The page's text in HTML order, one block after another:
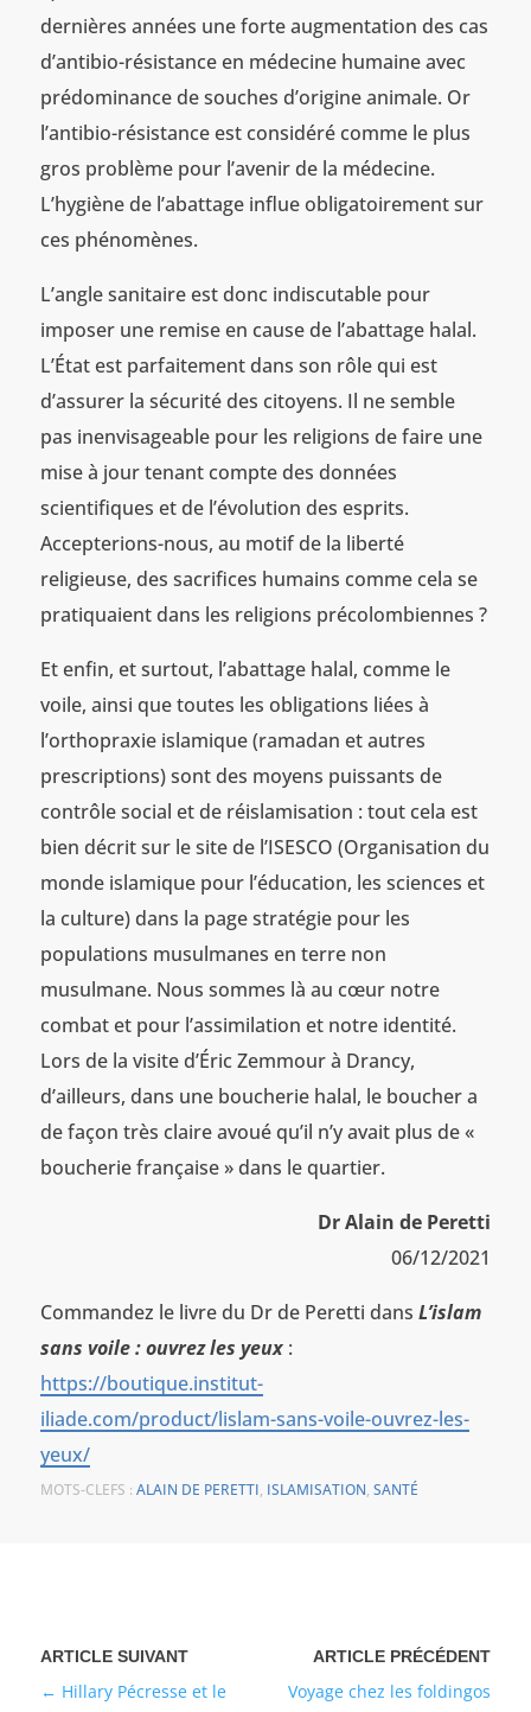
dernières années une forte augmentation des cas
d’antibio-résistance en médecine humaine avec
prédominance de souches d’origine animale. Or
l’antibio-résistance est considéré comme le plus
gros problème pour l’avenir de la médecine.
L’hygiène de l’abattage influe obligatoirement sur
ces phénomènes.
L’angle sanitaire est donc indiscutable pour
imposer une remise en cause de l’abattage halal.
L’État est parfaitement dans son rôle qui est
d’assurer la sécurité des citoyens. Il ne semble
pas inenvisageable pour les religions de faire une
mise à jour tenant compte des données
scientifiques et de l’évolution des esprits.
Accepterions-nous, au motif de la liberté
religieuse, des sacrifices humains comme cela se
pratiquaient dans les religions précolombiennes ?
Et enfin, et surtout, l’abattage halal, comme le
voile, ainsi que toutes les obligations liées à
l’orthopraxie islamique (ramadan et autres
prescriptions) sont des moyens puissants de
contrôle social et de réislamisation : tout cela est
bien décrit sur le site de l’ISESCO (Organisation du
monde islamique pour l’éducation, les sciences et
la culture) dans la page stratégie pour les
populations musulmanes en terre non
musulmane. Nous sommes là au cœur notre
combat et pour l’assimilation et notre identité.
Lors de la visite d’Éric Zemmour à Drancy,
d’ailleurs, dans une boucherie halal, le boucher a
de façon très claire avoué qu’il n’y avait plus de «
boucherie française » dans le quartier.
Dr Alain de Peretti
06/12/2021
Commandez le livre du Dr de Peretti dans L’islam
sans voile : ouvrez les yeux:
https://boutique.institut-
iliade.com/product/lislam-sans-voile-ouvrez-les-
yeux/
MOTS-CLEFS : ALAIN DE PERETTI, ISLAMISATION, SANTÉ
Voyage chez les foldingos
Hillary Pécresse et le